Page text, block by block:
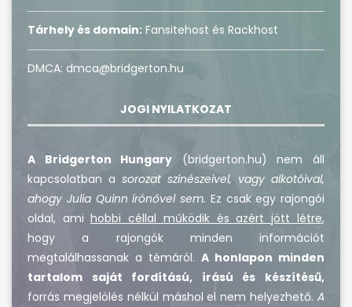
Tárhely és domain: Fansitehost és Rackhost
DMCA: dmca@bridgerton.hu
JOGI NYILATKOZAT
A Bridgerton Hungary (bridgerton.hu) nem áll
kapcsolatban a sorozat színészeivel, vagy alkotóival,
ahogy Julia Quinn írónővel sem. Ez csak egy rajongói
oldal, ami hobbi céllal működik és azért jött létre,
hogy a rajongók minden információt
megtalálhassanak a témáról. A honlapon minden
tartalom saját fordítású, írású és készítésű,
forrás megjelölés nélkül máshol el nem helyezhető. A